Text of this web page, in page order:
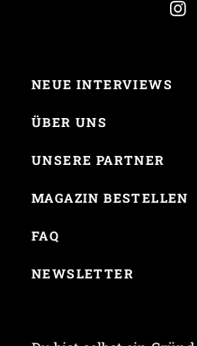
NEUE INTERVIEWS
ÜBER UNS
UNSERE PARTNER
MAGAZIN BESTELLEN
FAQ
NEWSLETTER